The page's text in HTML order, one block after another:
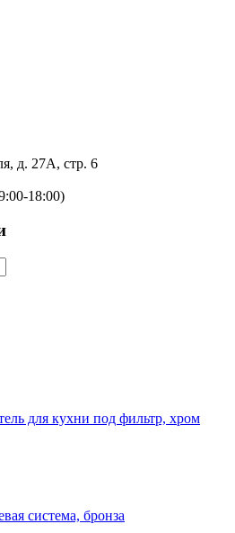
д. 27А, стр. 6
18:00)
для кухни под фильтр, хром
система, бронза